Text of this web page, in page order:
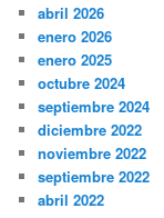
abril 2026
enero 2026
enero 2025
octubre 2024
septiembre 2024
diciembre 2022
noviembre 2022
septiembre 2022
abril 2022